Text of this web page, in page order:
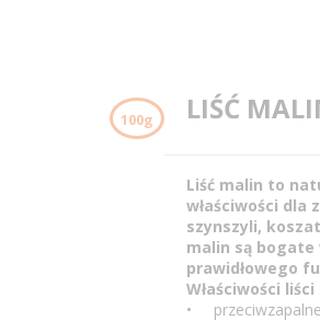
100g LIŚĆ
Liść malin to
właściwości dla
szynszyli,
malin są bogate
prawidłowego
Właściwości
•